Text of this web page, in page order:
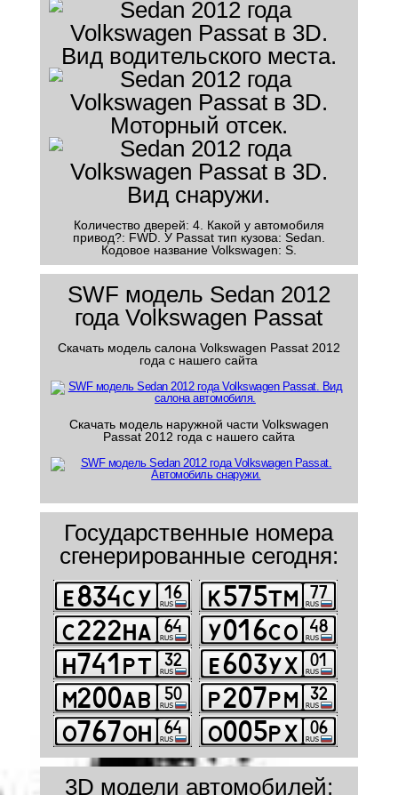
Количество дверей: 4. Какой у автомобиля
привод?: FWD. У Passat тип кузова: Sedan.
Кодовое название Volkswagen: S.
SWF модель Sedan 2012
года Volkswagen Passat
Скачать модель салона Volkswagen Passat 2012
года с нашего сайта
Скачать модель наружной части Volkswagen
Passat 2012 года с нашего сайта
Государственные номера
сгенерированные сегодня:
3D модели автомобилей: